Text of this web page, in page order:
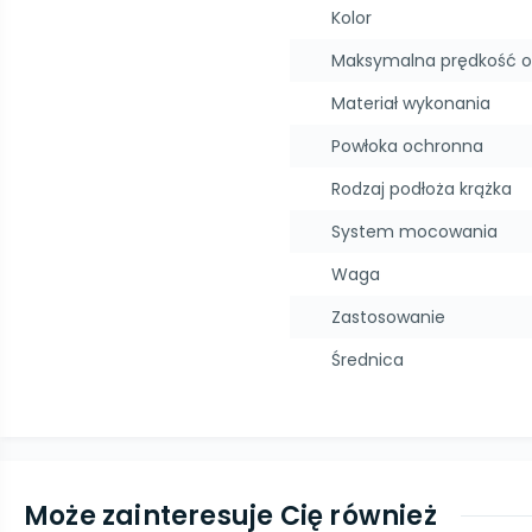
Kolor
Maksymalna prędkość
Materiał wykonania
Powłoka ochronna
Rodzaj podłoża krążka
System mocowania
Waga
Zastosowanie
Średnica
Może zainteresuje Cię również